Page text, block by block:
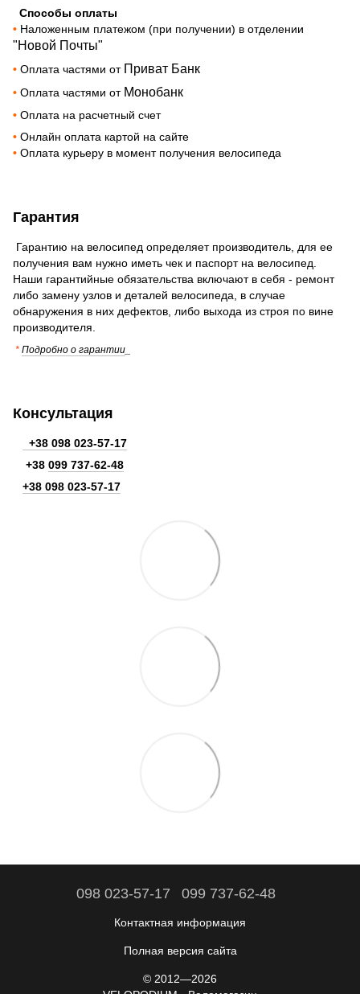
Способы оплаты
• Наложенным платежом (при получении) в отделении
"Новой Почты"
• Оплата частями от Приват Банк
• Оплата частями от Монобанк
• Оплата на расчетный счет
• Онлайн оплата картой на сайте
• Оплата курьеру в момент получения велосипеда
Гарантия
Гарантию на велосипед определяет производитель, для ее
получения вам нужно иметь чек и паспорт на велосипед.
Наши гарантийные обязательства включают в себя - ремонт
либо замену узлов и деталей велосипеда, в случае
обнаружения в них дефектов, либо выхода из строя по вине
производителя.
* Подробно о гарантии
Консультация
+38 098 023-57-17
+38 099 737-62-48
+38 098 023-57-17
098 023-57-17 099 737-62-48
Контактная информация
Полная версия сайта
© 2012—2026